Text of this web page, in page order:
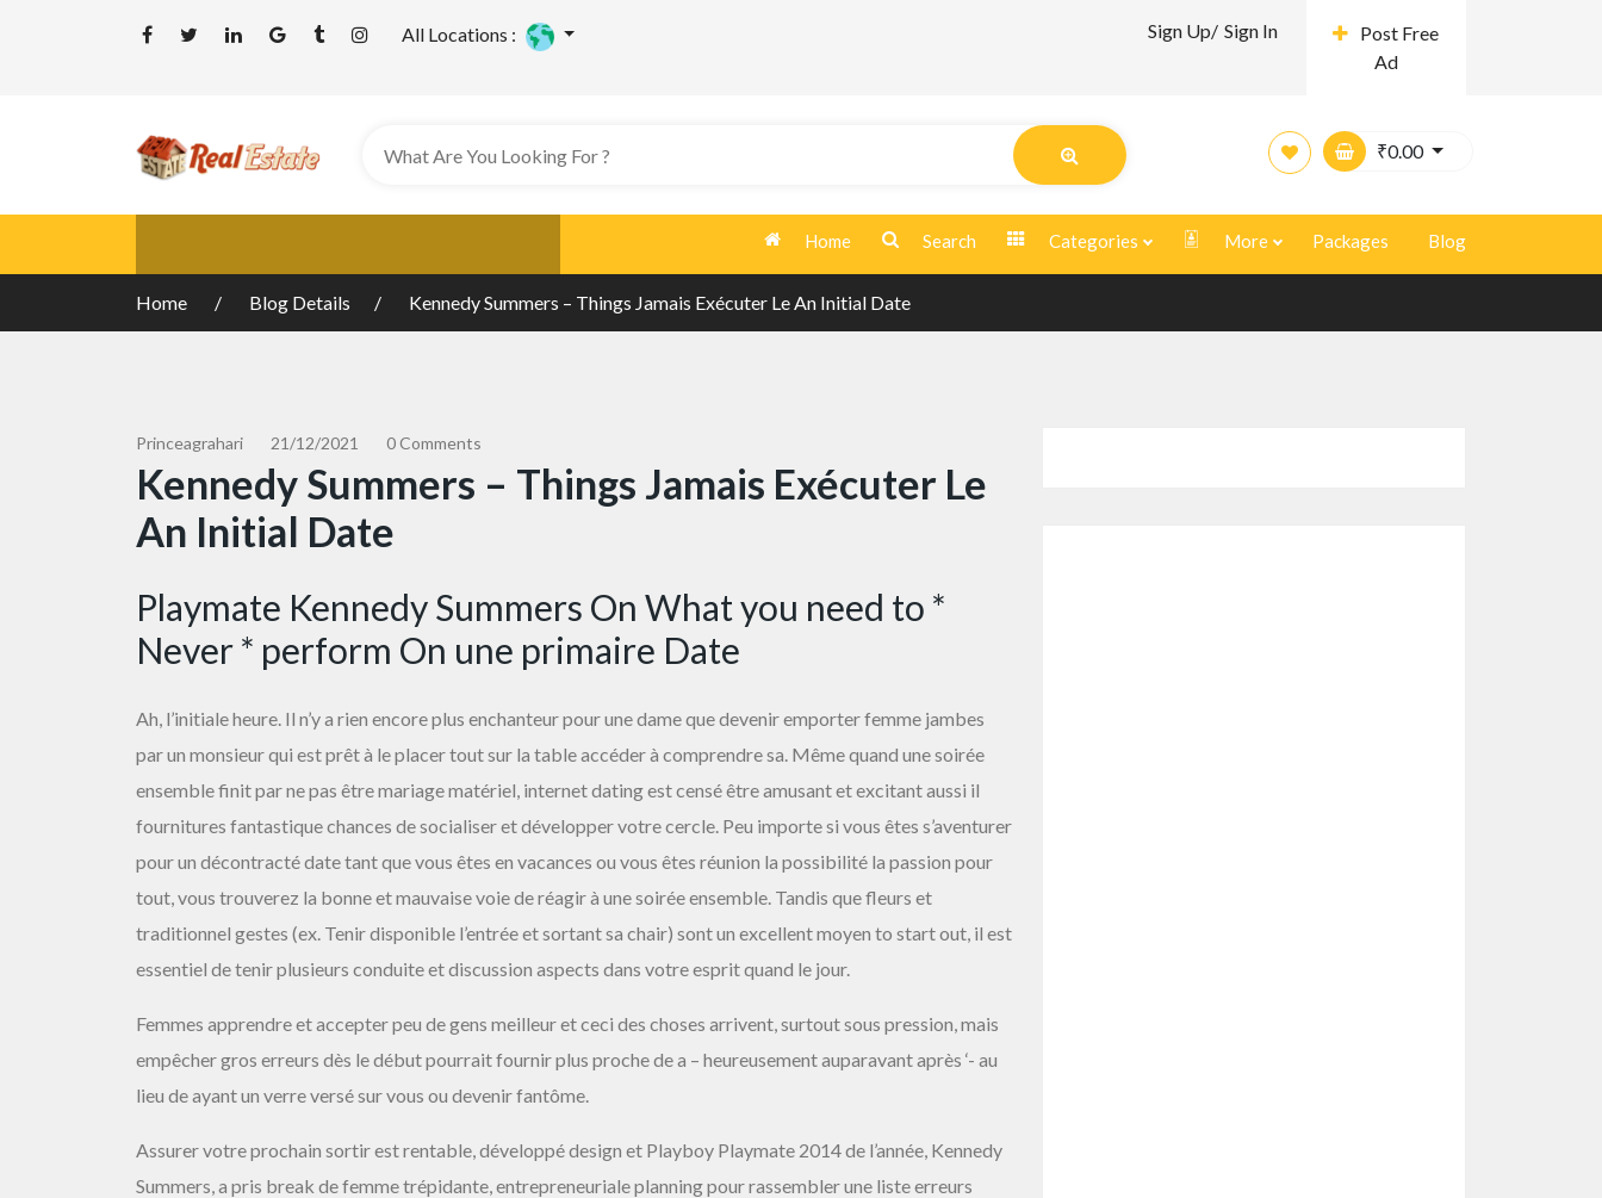
All Locations : Sign Up/ Sign In
Post Free
Ad
₹0.00
Home Search Categories More Packages Blog
Home Blog Details Kennedy Summers – Things Jamais Exécuter Le An Initial Date
Princeagrahari 21/12/2021 0 Comments
Kennedy Summers – Things Jamais Exécuter Le
An Initial Date
Playmate Kennedy Summers On What you need to *
Never * perform On une primaire Date
Ah, l’initiale heure. Il n’y a rien encore plus enchanteur pour une dame que devenir emporter femme jambes
par un monsieur qui est prêt à le placer tout sur la table accéder à comprendre sa. Même quand une soirée
ensemble finit par ne pas être mariage matériel, internet dating est censé être amusant et excitant aussi il
fournitures fantastique chances de socialiser et développer votre cercle. Peu importe si vous êtes s’aventurer
pour un décontracté date tant que vous êtes en vacances ou vous êtes réunion la possibilité la passion pour
tout, vous trouverez la bonne et mauvaise voie de réagir à une soirée ensemble. Tandis que fleurs et
traditionnel gestes (ex. Tenir disponible l’entrée et sortant sa chair) sont un excellent moyen to start out, il est
essentiel de tenir plusieurs conduite et discussion aspects dans votre esprit quand le jour.
Femmes apprendre et accepter peu de gens meilleur et ceci des choses arrivent, surtout sous pression, mais
empêcher gros erreurs dès le début pourrait fournir plus proche de a – heureusement auparavant après ‘- au
lieu de ayant un verre versé sur vous ou devenir fantôme.
Assurer votre prochain sortir est rentable, développé design et Playboy Playmate 2014 de l’année, Kennedy
Summers, a pris break de femme trépidante, entrepreneuriale planning pour rassembler une liste erreurs